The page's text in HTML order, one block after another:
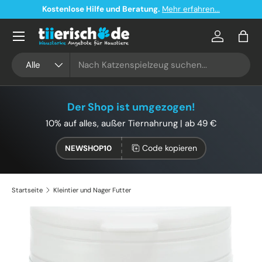
Direkt zum Inhalt
Kostenloser Versand ab 49€ in Deutschland
Alle
Konto
Der Shop ist umgezogen!
10% auf alles, außer Tiernahrung | ab 49 €
NEWSHOP10 Code kopieren
Startseite Kleintier und Nager Futter